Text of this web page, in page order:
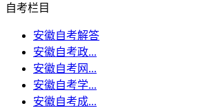
自考栏目
安徽自考解答
安徽自考政...
安徽自考网...
安徽自考学...
安徽自考成...